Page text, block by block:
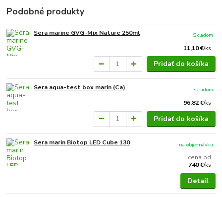
Podobné produkty
Sera marine GVG-Mix Nature 250ml
11,10 €/ks
Skladom
Pridať do košíka
Sera aqua-test box marin (Ca)
96,82 €/ks
skladom
Pridať do košíka
Sera marin Biotop LED Cube 130
cena od
740 €/ks
na objednávku
Detail